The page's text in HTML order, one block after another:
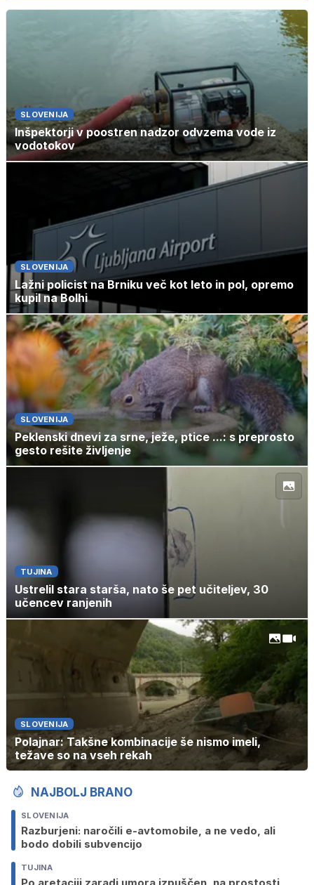
SLOVENIJA
Inšpektorji v poostren nadzor odvzema vode iz
vodotokov
SLOVENIJA
Lažni policist na Brniku več kot leto in pol, opremo
kupil na Bolhi
SLOVENIJA
Peklenski dnevi za srne, ježe, ptice ...: s preprosto
gesto rešite življenje
TUJINA
Ustrelil stara starša, nato še pet učiteljev, 30
učencev ranjenih
SLOVENIJA
Polajnar: Takšne kombinacije še nismo imeli,
težave so na vseh rekah
NAJBOLJ BRANO
SLOVENIJA
Razburjeni: naročili e-avtomobile, a ne vedo, ali
bodo dobili subvencijo
TUJINA
Po aretaciji zaradi umora izpuščen, na prostosti